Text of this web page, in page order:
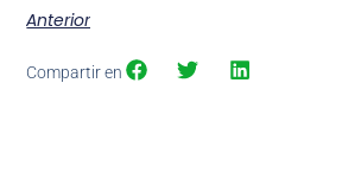
Anterior
Compartir en